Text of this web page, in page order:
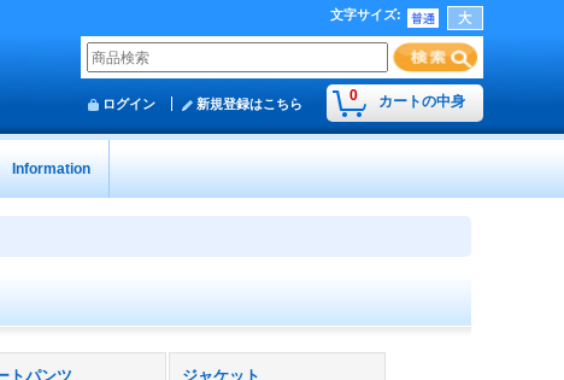
文字サイズ:
0 カートの中身
ログイン 新規登録はこちら
Information
トパンツ ジャケット